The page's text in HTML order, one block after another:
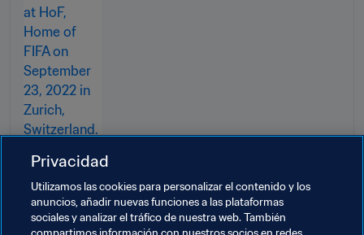
Privacidad
Utilizamos las cookies para personalizar el contenido y los
anuncios, añadir nuevas funciones a las plataformas
sociales y analizar el tráfico de nuestra web. También